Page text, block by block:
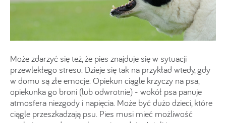
Może zdarzyć się też, że pies znajduje się w sytuacji
przewlekłego stresu. Dzieje się tak na przykład wtedy, gdy
w domu są złe emocje: Opiekun ciągle krzyczy na psa,
opiekunka go broni (lub odwrotnie) - wokół psa panuje
atmosfera niezgody i napięcia. Może być dużo dzieci, które
ciągle przeszkadzają psu. Pies musi mieć możliwość